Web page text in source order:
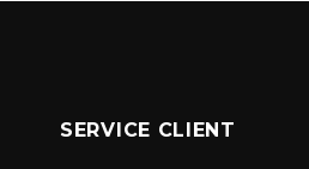
SERVICE CLIENT